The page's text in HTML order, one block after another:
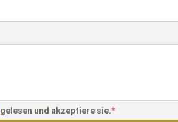
gelesen und akzeptiere sie.